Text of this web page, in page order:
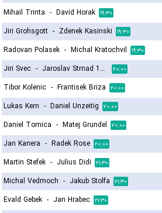
Mihail Trinta - David Horak ۱۹:۳۰
Jiri Grohsgott - Zdenek Kasinski ۱۹:۳۰
Radovan Polasek - Michal Kratochvil ۱۹:۳۰
Jiri Svec - Jaroslav Strnad 1964 ۲۰:۰۰
Tibor Kolenic - Frantisek Briza ۲۰:۰۰
Lukas Kern - Daniel Unzeitig ۲۰:۰۰
Daniel Tomica - Matej Grundel ۲۰:۰۰
Jan Kanera - Radek Rose ۲۰:۰۰
Martin Stefek - Julius Didi ۲۱:۳۰
Michal Vedmoch - Jakub Stolfa ۲۱:۳۰
Evald Gebek - Jan Hrabec ۲۱:۳۰